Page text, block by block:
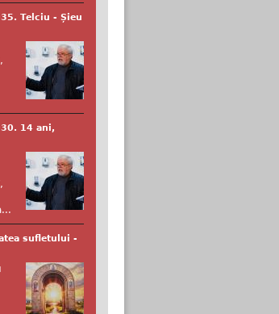
Telciu - Șieu
14 ani,
sufletului -